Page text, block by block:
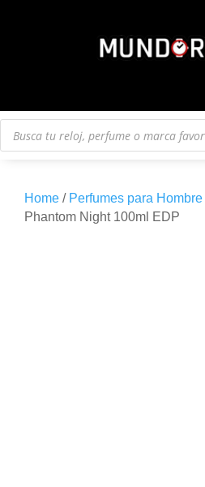
Búsqueda
Home / Perfumes para Hombre
Phantom Night 100ml EDP